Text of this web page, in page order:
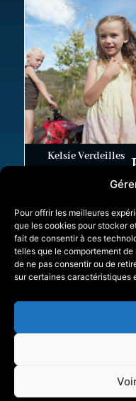
Pour offrir les meilleures
que les cookies pour stocker
fait de consentir à ces
telles que le comportement
de ne pas consentir ou de
sur certaines caractéristiques
Kelsie Verdeilles
Made by :